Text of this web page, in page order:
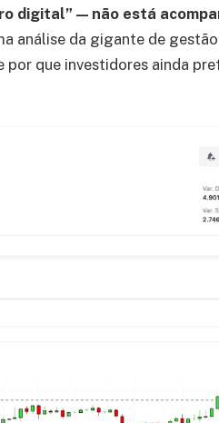
digital” — não está
análise da gigante de
por que investidores ainda